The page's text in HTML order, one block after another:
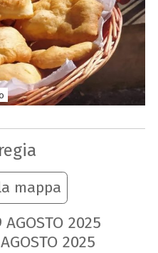
mappa
AGOSTO 2025
AGOSTO 2025